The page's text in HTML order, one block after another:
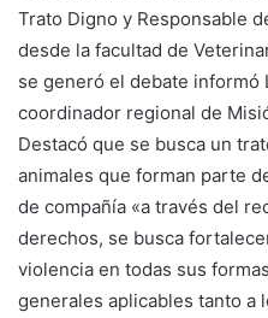
Trato Digno y Responsable
desde la facultad de
se generó el debate informó
coordinador regional de
Destacó que se busca un
animales que forman parte
de compañía «a través del
derechos, se busca
violencia en todas sus
generales aplicables tanto a